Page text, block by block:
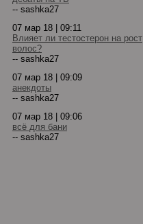
-- sashka27
07 мар 18 | 09:11
Влияет ли тестостерон на рост
волос?
-- sashka27
07 мар 18 | 09:09
анекдоты
-- sashka27
07 мар 18 | 09:06
всё для бани
-- sashka27